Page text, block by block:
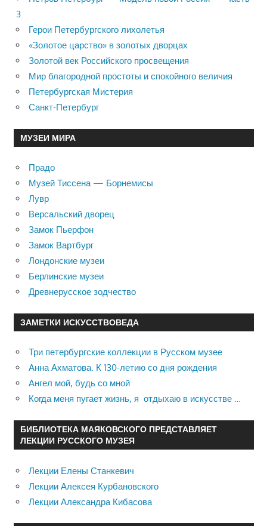
3
Герои Петербургского лихолетья
«Золотое царство» в золотых дворцах
Золотой век Российского просвещения
Мир благородной простоты и спокойного величия
Петербургская Мистерия
Санкт-Петербург
МУЗЕИ МИРА
Прадо
Музей Тиссена — Борнемисы
Лувр
Версальский дворец
Замок Пьерфон
Замок Вартбург
Лондонские музеи
Берлинские музеи
Древнерусское зодчество
ЗАМЕТКИ ИСКУССТВОВЕДА
Три петербургские коллекции в Русском музее
Анна Ахматова. К 130-летию со дня рождения
Ангел мой, будь со мной
Когда меня пугает жизнь, я отдыхаю в искусстве …
БИБЛИОТЕКА МАЯКОВСКОГО ПРЕДСТАВЛЯЕТ
ЛЕКЦИИ РУССКОГО МУЗЕЯ
Лекции Елены Станкевич
Лекции Алексея Курбановского
Лекции Александра Кибасова